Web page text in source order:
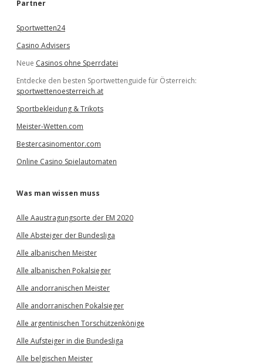
Partner
Sportwetten24
Casino Advisers
Neue Casinos ohne Sperrdatei
Entdecke den besten Sportwettenguide für Österreich:
sportwettenoesterreich.at
Sportbekleidung & Trikots
Meister-Wetten.com
Bestercasinomentor.com
Online Casino Spielautomaten
Was man wissen muss
Alle Aaustragungsorte der EM 2020
Alle Absteiger der Bundesliga
Alle albanischen Meister
Alle albanischen Pokalsieger
Alle andorranischen Meister
Alle andorranischen Pokalsieger
Alle argentinischen Torschützenkönige
Alle Aufsteiger in die Bundesliga
Alle belgischen Meister